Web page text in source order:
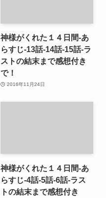
神様がくれた１４日間-あ
らすじ-13話-14話-15話-ラ
ストの結末まで感想付き
で！
2016年11月24日
神様がくれた１４日間-あ
らすじ-4話-5話-6話-ラス
トの結末まで感想付き